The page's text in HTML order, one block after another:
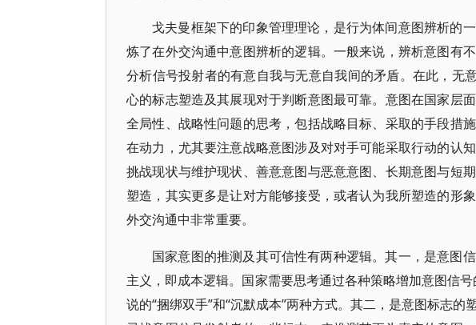
戈夫曼框架下的印象管理理论，是行为体间意图辨析的
炼了在外交沟通中意图辨析的逻辑。一般来说，辨析意图有
分析信号投射者的有意自我与无意自我间的矛盾。在此，无
心的标志塑造及其展现对于判断意图最可靠。意图在国家层
全局性、战略性问题的思考，包括战略目标、采取的手段措
在动力，尤其要注意战略意图涉及对对手可能采取行动的认
挑战现状与维护现状、善意意图与恶意意图、长期意图与短
塑造，其实更多是让对方能够接受，或者认为我所塑造的形
外交沟通中非常重要。
国家意图的推测及其可信性有两种逻辑。其一，是意图
主义，即成本逻辑。国家需要思考通过各种策略增加意图信
说的“捆绑双手”和“沉默成本”两种方式。其二，是意图标志